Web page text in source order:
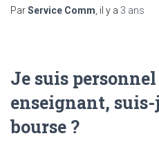
ParService Comm , il y a 3 ans
Je suis
enseignant,
bourse ?